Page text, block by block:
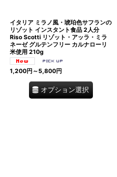
イタリア ミラノ風・琥珀色サフランの
リゾット インスタント食品 2人分
Riso Scotti リゾット・アッラ・ミラ
ネーゼ グルテンフリー カルナローリ
米使用 210g
1,200円 ～5,800円
オプション選択